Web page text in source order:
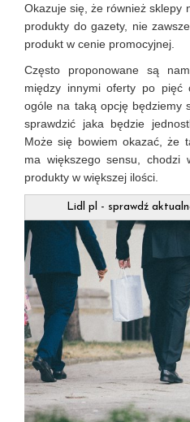
Okazuje się, że również sklepy
produkty do gazety, nie
produkt w cenie promocyjnej.
Często proponowane są
między innymi oferty po pięć
ogóle na taką opcję będziemy
sprawdzić jaka będzie
Może się bowiem okazać, że
ma większego sensu, chodzi
produkty w większej ilości.
Lidl pl - sprawdź